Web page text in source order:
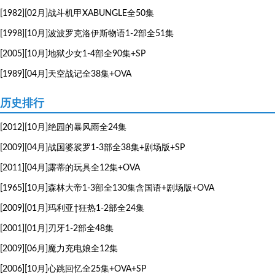
[1982][02月]战斗机甲XABUNGLE全50集
[1998][10月]波波罗克洛伊斯物语1-2部全51集
[2005][10月]地狱少女1-4部全90集+SP
[1989][04月]天空战记全38集+OVA
历史排行
[2012][10月]绝园的暴风雨全24集
[2009][04月]战国婆裟罗1-3部全38集+剧场版+SP
[2011][04月]露蒂的玩具全12集+OVA
[1965][10月]森林大帝1-3部全130集含国语+剧场版+OVA
[2009][01月]玛利亚†狂热1-2部全24集
[2001][01月]刃牙1-2部全48集
[2009][06月]魔力充电娘全12集
[2006][10月]心跳回忆全25集+OVA+SP